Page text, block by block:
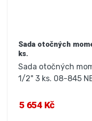
Sada otočných
ks.
Sada otočných
1/2" 3 ks. 08-845
5 654 Kč